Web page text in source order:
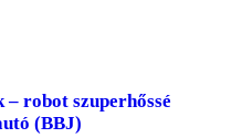
robot szuperhőssé
(BBJ)